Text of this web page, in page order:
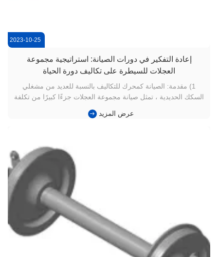
2023-10-25
إعادة التفكير في دورات الصيانة: استراتيجية مجموعة
العجلات للسيطرة على تكاليف دورة الحياة
1) مقدمة: الصيانة كمحرك للتكاليف بالنسبة للعديد من مشغلي
السكك الحديدية ، تمثل صيانة مجموعة العجلات جزءًا كبيرًا من تكلفة
غير المخطط له بشكل مباشر على توافر الأسطول.أصبحت تحسين
عرض المزيد